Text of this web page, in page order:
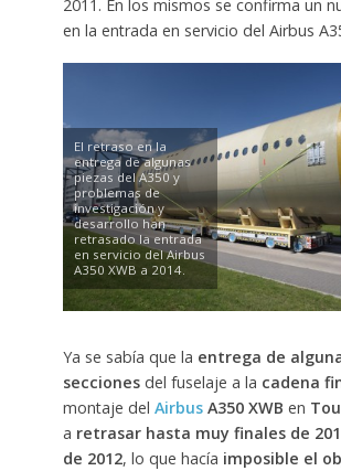
2011. En los mismos se confirma un
en la entrada en servicio del Airbus
El retraso en la
entrega de algunas
piezas del A350 y
problemas de
investigación y
desarrollo han
retrasado la entrada
en servicio del Airbus
A350 XWB a 2014.
Ya se sabía que la entrega de
seccionesdel fuselaje a la cadena
montaje del Airbus A350 XWB en
a retrasar hasta muy finales de
de 2012, lo que hacía imposible el